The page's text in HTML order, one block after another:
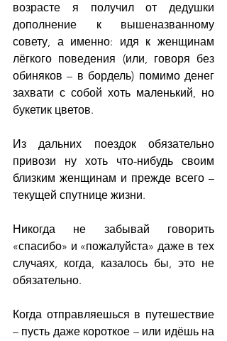
возрасте я получил от дедушки
дополнение к вышеназванному
совету, а именно: идя к женщинам
лёгкого поведения (или, говоря без
обиняков – в бордель) помимо денег
захвати с собой хоть маленький, но
букетик цветов.
Из дальних поездок обязательно
привози ну хоть что-нибудь своим
близким женщинам и прежде всего –
текущей спутнице жизни.
Никогда не забывай говорить
«спасибо» и «пожалуйста» даже в тех
случаях, когда, казалось бы, это не
обязательно.
Когда отправляешься в путешествие
– пусть даже короткое – или идёшь на